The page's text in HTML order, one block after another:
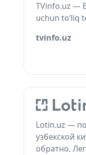
TVinfo.uz —
uchun to‘liq
tvinfo.uz
Lotin.uz —
узбекской
обратно.